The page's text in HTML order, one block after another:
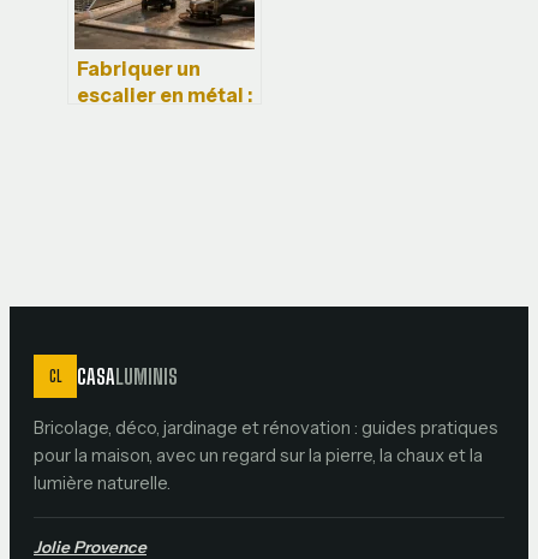
Fabriquer un
escalier en métal :
CL CASALUMINIS
Bricolage, déco, jardinage et rénovation : guides pratiques
pour la maison, avec un regard sur la pierre, la chaux et la
lumière naturelle.
Jolie Provence